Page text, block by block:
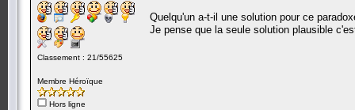
Classement : 21/55625
Membre Héroïque
Hors ligne
Quelqu'un a-t-il une solution pour ce
Je pense que la seule solution plausible